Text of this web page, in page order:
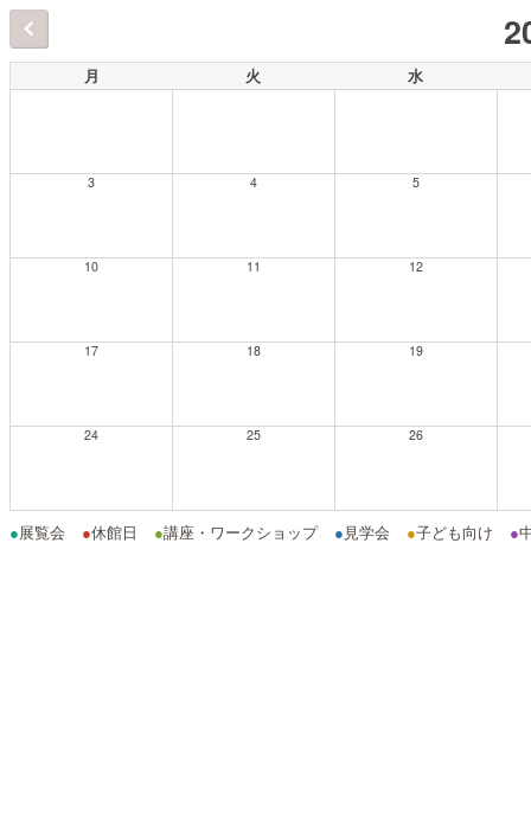
月 火 水
3 4 5
10 11 12
17 18 19
24 25 26
●展覧会 ●休館日 ●講座・ワークショップ ● 見学会 ●子ども向け ●